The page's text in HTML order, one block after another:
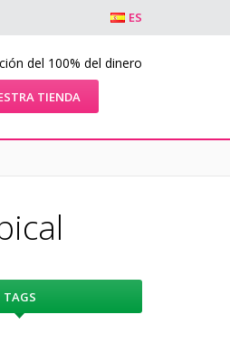
ES
del 100% del dinero
TIENDA
TAGS